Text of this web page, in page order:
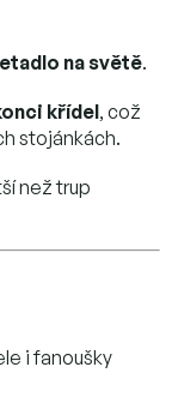
na světě.
křídel, což
stojánkách.
než trup
i fanoušky